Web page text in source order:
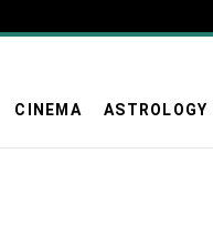
CINEMA ASTROLOGY